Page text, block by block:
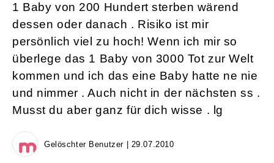
1 Baby von 200 Hundert sterben wärend
dessen oder danach . Risiko ist mir
persönlich viel zu hoch! Wenn ich mir so
überlege das 1 Baby von 3000 Tot zur Welt
kommen und ich das eine Baby hatte ne nie
und nimmer . Auch nicht in der nächsten ss .
Musst du aber ganz für dich wisse . lg
Gelöschter Benutzer | 29.07.2010